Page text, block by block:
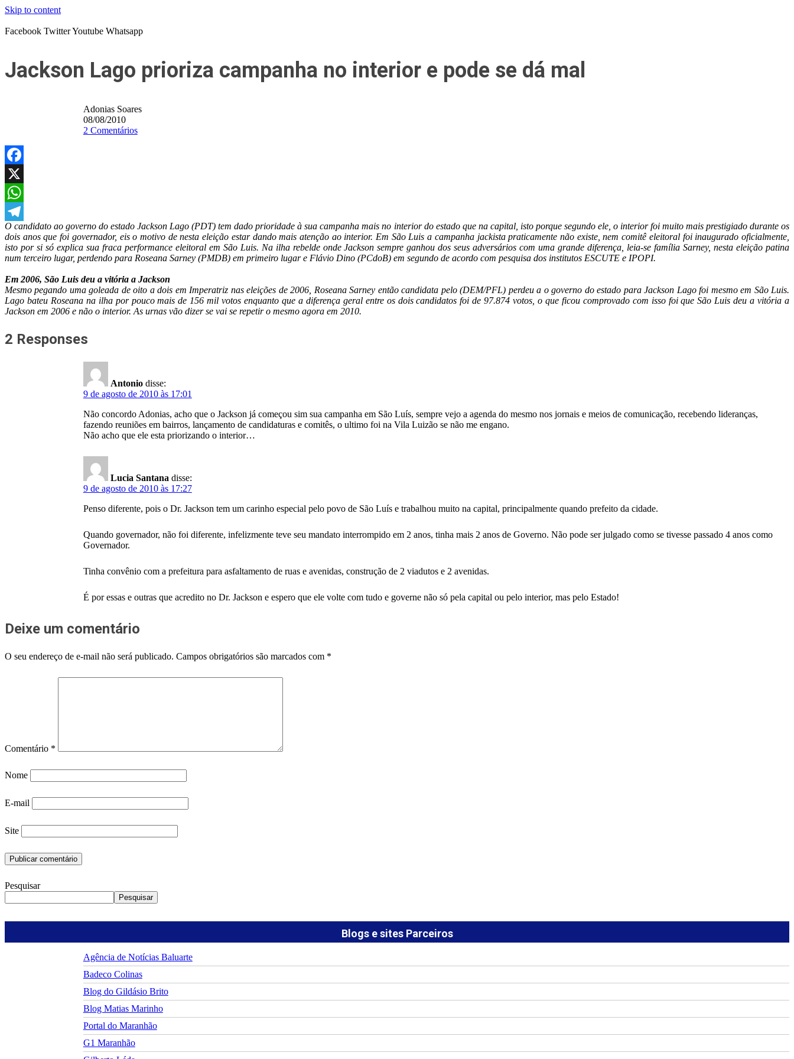
Skip to content
Facebook TwitterYoutube Whatsapp
Jackson Lago prioriza campanha no interior e pode se dá mal
Adonias Soares
08/08/2010
2 Comentários
Facebook
X
WhatsApp
Telegram
O candidato ao governo do estado Jackson Lago (PDT) tem dado prioridade à sua campanha mais no interior do estado que na capital, isto porque segundo ele, o interior foi muito mais prestigiado durante os
dois anos que foi governador, eis o motivo de nesta eleição estar dando mais atenção ao interior. Em São Luis a campanha jackista praticamente não existe, nem comitê eleitoral foi inaugurado oficialmente,
isto por si só explica sua fraca performance eleitoral em São Luis. Na ilha rebelde onde Jackson sempre ganhou dos seus adversários com uma grande diferença, leia-se família Sarney, nesta eleição patina
num terceiro lugar, perdendo para Roseana Sarney (PMDB) em primeiro lugar e Flávio Dino (PCdoB) em segundo de acordo com pesquisa dos institutos ESCUTE e IPOPI.
Em 2006, São Luis deu a vitória a Jackson
Mesmo pegando uma goleada de oito a dois em Imperatriz nas eleições de 2006, Roseana Sarney então candidata pelo (DEM/PFL) perdeu a o governo do estado para Jackson Lago foi mesmo em São Luis.
Lago bateu Roseana na ilha por pouco mais de 156 mil votos enquanto que a diferença geral entre os dois candidatos foi de 97.874 votos, o que ficou comprovado com isso foi que São Luis deu a vitória a
Jackson em 2006 e não o interior. As urnas vão dizer se vai se repetir o mesmo agora em 2010.
2 Responses
Antonio disse:
9 de agosto de 2010 às 17:01
Não concordo Adonias, acho que o Jackson já começou sim sua campanha em São Luís, sempre vejo a agenda do mesmo nos jornais e meios de comunicação, recebendo lideranças,
fazendo reuniões em bairros, lançamento de candidaturas e comitês, o ultimo foi na Vila Luizão se não me engano.
Não acho que ele esta priorizando o interior…
Lucia Santana disse:
9 de agosto de 2010 às 17:27
Penso diferente, pois o Dr. Jackson tem um carinho especial pelo povo de São Luís e trabalhou muito na capital, principalmente quando prefeito da cidade.
Quando governador, não foi diferente, infelizmente teve seu mandato interrompido em 2 anos, tinha mais 2 anos de Governo. Não pode ser julgado como se tivesse passado 4 anos como
Governador.
Tinha convênio com a prefeitura para asfaltamento de ruas e avenidas, construção de 2 viadutos e 2 avenidas.
É por essas e outras que acredito no Dr. Jackson e espero que ele volte com tudo e governe não só pela capital ou pelo interior, mas pelo Estado!
Deixe um comentário
O seu endereço de e-mail não será publicado. Campos obrigatórios são marcados com *
Comentário *
Nome
E-mail
Site
Pesquisar
Pesquisar
Blogs e sites Parceiros
Agência de Notícias Baluarte
Badeco Colinas
Blog do Gildásio Brito
Blog Matias Marinho
Portal do Maranhão
G1 Maranhão